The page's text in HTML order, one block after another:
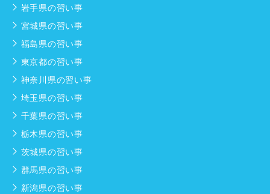
岩手県の習い事
宮城県の習い事
福島県の習い事
東京都の習い事
神奈川県の習い事
埼玉県の習い事
千葉県の習い事
栃木県の習い事
茨城県の習い事
群馬県の習い事
新潟県の習い事